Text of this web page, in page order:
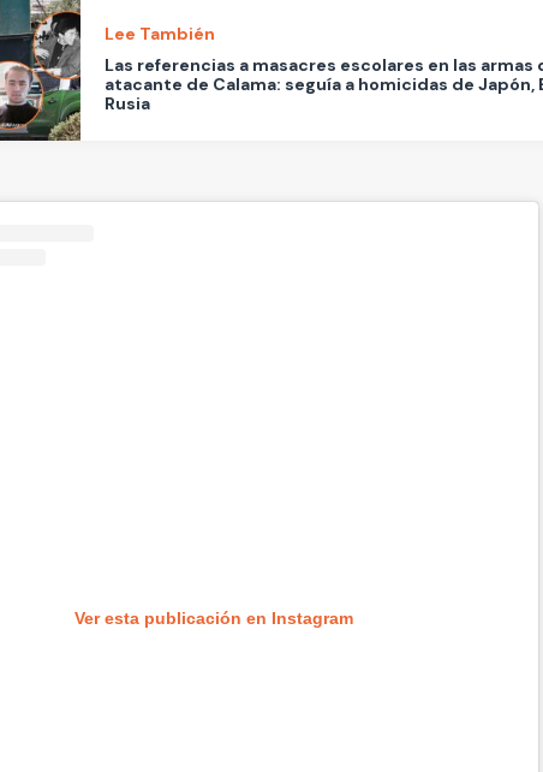
Lee También
Las referencias a masacres escolares en las armas
atacante de Calama: seguía a homicidas de Japón,
Rusia
Ver esta publicación en Instagram